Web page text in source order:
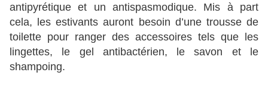
antipyrétique et un antispasmodique. Mis à part
cela, les estivants auront besoin d’une trousse de
toilette pour ranger des accessoires tels que les
lingettes, le gel antibactérien, le savon et le
shampoing.